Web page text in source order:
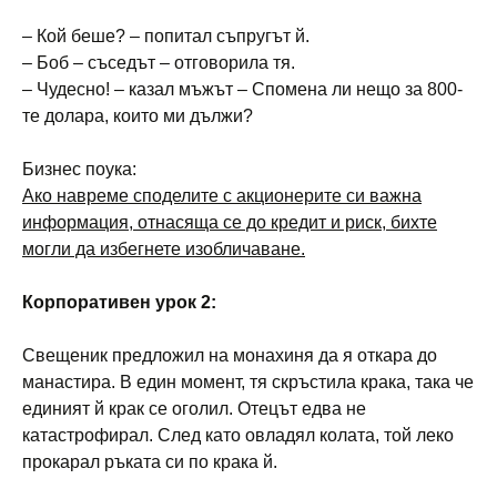
– Кой беше? – попитал съпругът й.
– Боб – съседът – отговорила тя.
– Чудесно! – казал мъжът – Спомена ли нещо за 800-
те долара, които ми дължи?
Бизнес поука:
Ако навреме споделите с акционерите си важна
информация, отнасяща се до кредит и риск, бихте
могли да избегнете изобличаване.
Корпоративен урок 2:
Свещеник предложил на монахиня да я откара до
манастира. В един момент, тя скръстила крака, така че
единият й крак се оголил. Отецът едва не
катастрофирал. След като овладял колата, той леко
прокарал ръката си по крака й.